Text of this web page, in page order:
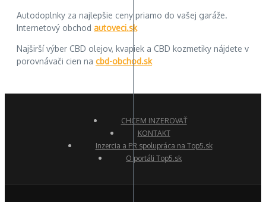
Autodoplnky za najlepšie ceny priamo do vašej garáže.
Internetový obchod autoveci.sk
Najširší výber CBD olejov, kvapiek a CBD kozmetiky nájdete v
porovnávači cien na cbd-obchod.sk
CHCEM INZEROVAŤ
KONTAKT
Inzercia a PR spolupráca na Top5.sk
O portáli Top5.sk